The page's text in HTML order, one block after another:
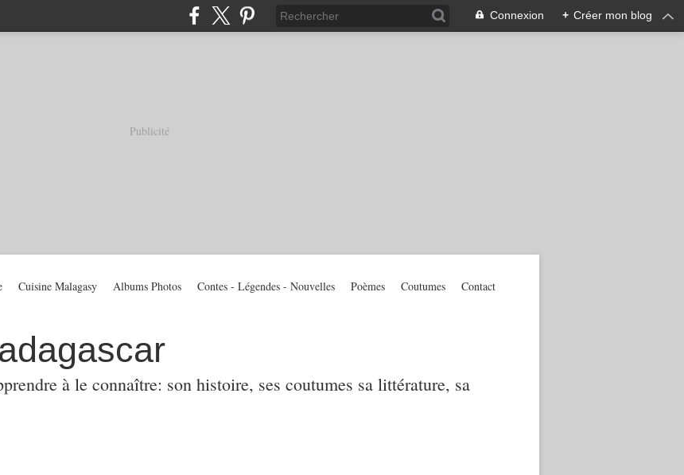
Connexion + Créer mon blog
Publicité
à le connaître: son histoire, ses coutumes sa littérature, sa
Cuisine Malagasy Albums Photos Contes - Légendes - Nouvelles Poèmes Coutumes Contact